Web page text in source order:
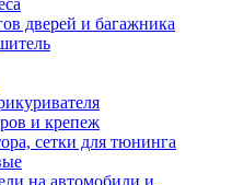
дверей и багажника
и крепеж
сетки для тюнинга
на автомобили и